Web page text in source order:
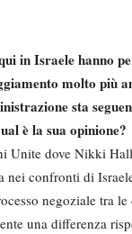
in Israele hanno
molto più
sta
è la sua opinione?
dove Nikki
confronti di
negoziale tra
una differenza